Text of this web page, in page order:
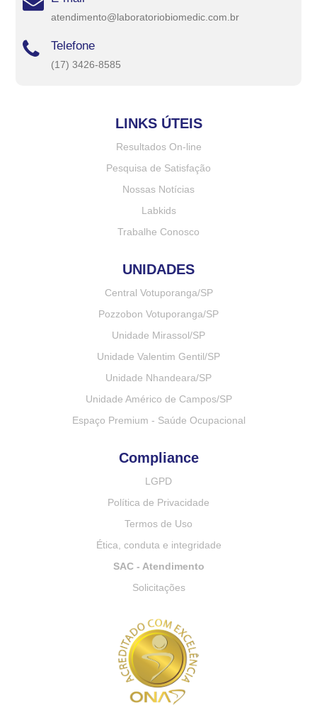
atendimento@laboratoriobiomedic.com.br
Telefone
(17) 3426-8585
LINKS ÚTEIS
Resultados On-line
Pesquisa de Satisfação
Nossas Notícias
Labkids
Trabalhe Conosco
UNIDADES
Central Votuporanga/SP
Pozzobon Votuporanga/SP
Unidade Mirassol/SP
Unidade Valentim Gentil/SP
Unidade Nhandeara/SP
Unidade Américo de Campos/SP
Espaço Premium - Saúde Ocupacional
Compliance
LGPD
Política de Privacidade
Termos de Uso
Ética, conduta e integridade
SAC - Atendimento
Solicitações